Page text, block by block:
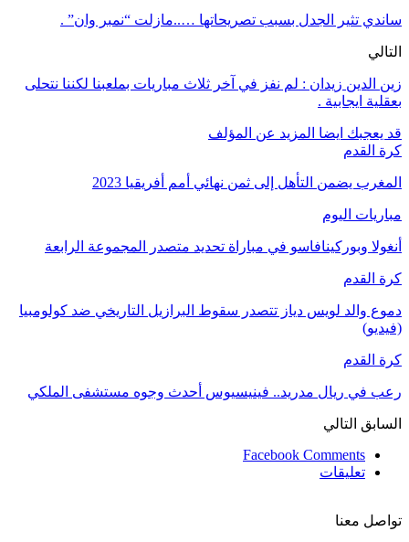
ساندي تثير الجدل بسبب تصريحاتها …..مازلت “نمبر وان” .
التالي
زين الدين زيدان : لم نفز في آخر ثلاث مباريات بملعبنا لكننا نتحلى
بعقلية ايجابية .
قد يعجبك ايضا المزيد عن المؤلف
كرة القدم
المغرب يضمن التأهل إلى ثمن نهائي أمم أفريقيا 2023
مباريات اليوم
أنغولا وبوركينافاسو في مباراة تحديد متصدر المجموعة الرابعة
كرة القدم
دموع والد لويس دياز تتصدر سقوط البرازيل التاريخي ضد كولومبيا
(فيديو)
كرة القدم
رعب في ريال مدريد.. فينيسيوس أحدث وجوه مستشفى الملكي
السابق التالي
Facebook Comments
تعليقات
تواصل معنا